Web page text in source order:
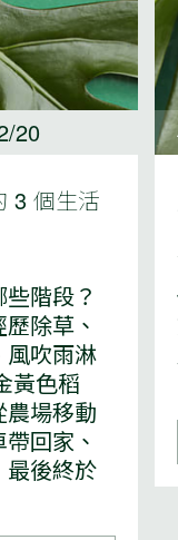
20
3 個生活
階段？
除草、
風吹雨淋
黃色稻
場移動
回家、
最後終於